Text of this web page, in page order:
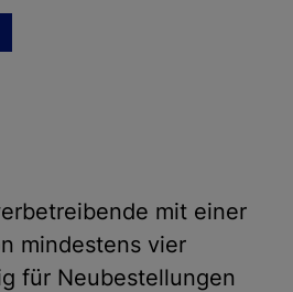
mit einer
mindestens vier
für Neubestellungen